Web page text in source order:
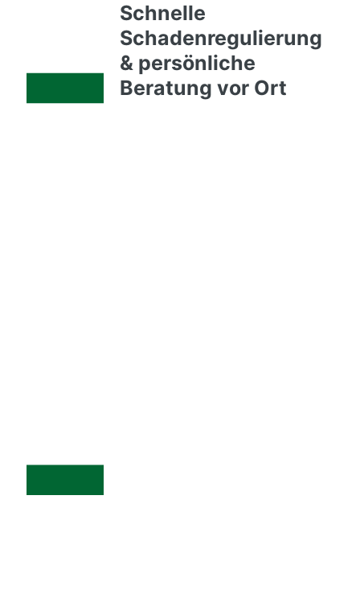
Schnelle
Schadenregulierung
& persönliche
Beratung vor Ort